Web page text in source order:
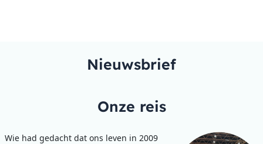
Nieuwsbrief
Onze reis
Wie had gedacht dat ons leven in 2009